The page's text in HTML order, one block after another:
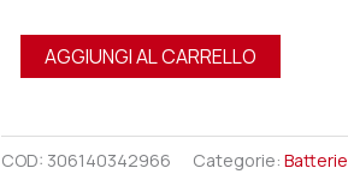
AGGIUNGI AL CARRELLO
COD: 306140342966 Categorie:Batterie